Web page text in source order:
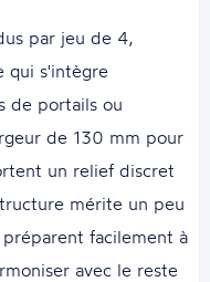
par jeu de 4,
qui s'intègre
de portails ou
de 130 mm pour
un relief discret
mérite un peu
facilement à
avec le reste